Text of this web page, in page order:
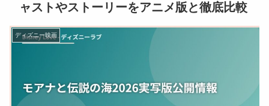
ャストやストーリーをアニメ版と徹底比較
ディズニー映画